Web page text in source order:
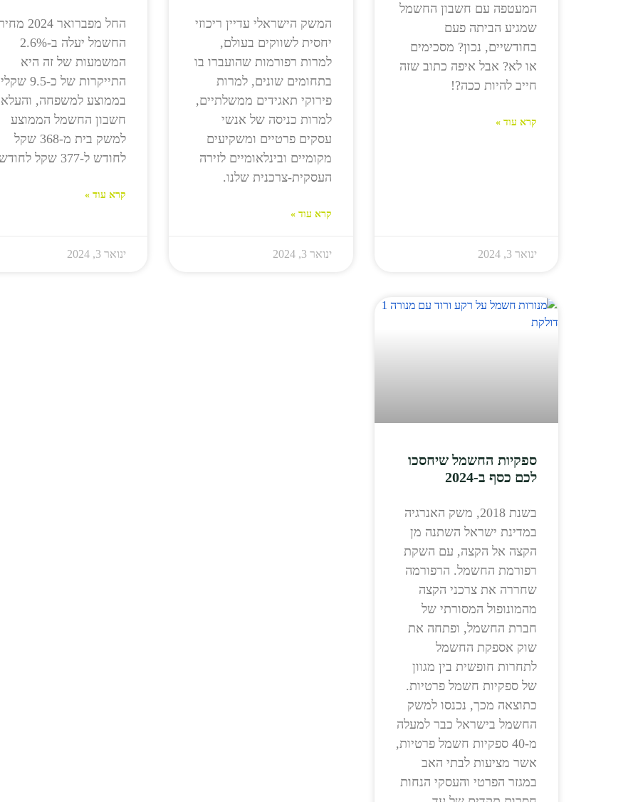
המעטפה עם חשבון החשמל
שמגיע הביתה פעם
בחודשיים, נכון? מסכימים
או לא? אבל איפה כתוב שזה
חייב להיות ככה?!
קרא עוד »
ינואר 3, 2024
המשק הישראלי עדיין ריכוזי
יחסית לשווקים בעולם,
למרות רפורמות שהועברו בו
בתחומים שונים, למרות
פירוקי תאגידים ממשלתיים,
למרות כניסה של אנשי
עסקים פרטיים ומשקיעים
מקומיים ובינלאומיים לזירה
העסקית-צרכנית שלנו.
קרא עוד »
ינואר 3, 2024
החל מפברואר 2024
החשמל יעלה ב-2.6%
המשמעות של זה היא
התייקרות של כ-9.5
בממוצע למשפחה,
חשבון החשמל הממוצע
למשק בית מ-368 שקל
לחודש ל-377 שקל לחודש.
קרא עוד »
ינואר 3, 2024
ספקיות החשמל שיחסכו
לכם כסף ב-2024
בשנת 2018, משק האנרגיה
במדינת ישראל השתנה מן
הקצה אל הקצה, עם השקת
רפורמת החשמל. הרפורמה
שחררה את צרכני הקצה
מהמונופול המסורתי של
חברת החשמל, ופתחה את
שוק אספקת החשמל
לתחרות חופשית בין מגוון
של ספקיות חשמל פרטיות.
כתוצאה מכך, נכנסו למשק
החשמל בישראל כבר למעלה
מ-40 ספקיות חשמל פרטיות,
אשר מציעות לבתי האב
במגזר הפרטי והעסקי הנחות